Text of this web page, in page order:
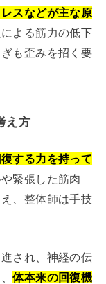
スなどが主な原
よる筋力の低下
も歪みを招く要
え方
復する力を持って
緊張した筋肉
、整体師は手技
され、神経の伝
体本来の回復機